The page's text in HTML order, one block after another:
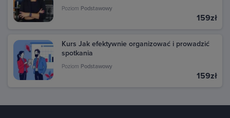
Poziom Podstawowy
159zł
Kurs Jak efektywnie organizować i prowadzić
spotkania
Poziom Podstawowy
159zł